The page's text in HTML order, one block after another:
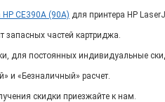
CE390A (90A) для принтера HP
запасных частей картриджа.
для постоянных индивидуальные
и «Безналичный» расчет.
скидки приезжайте к нам.